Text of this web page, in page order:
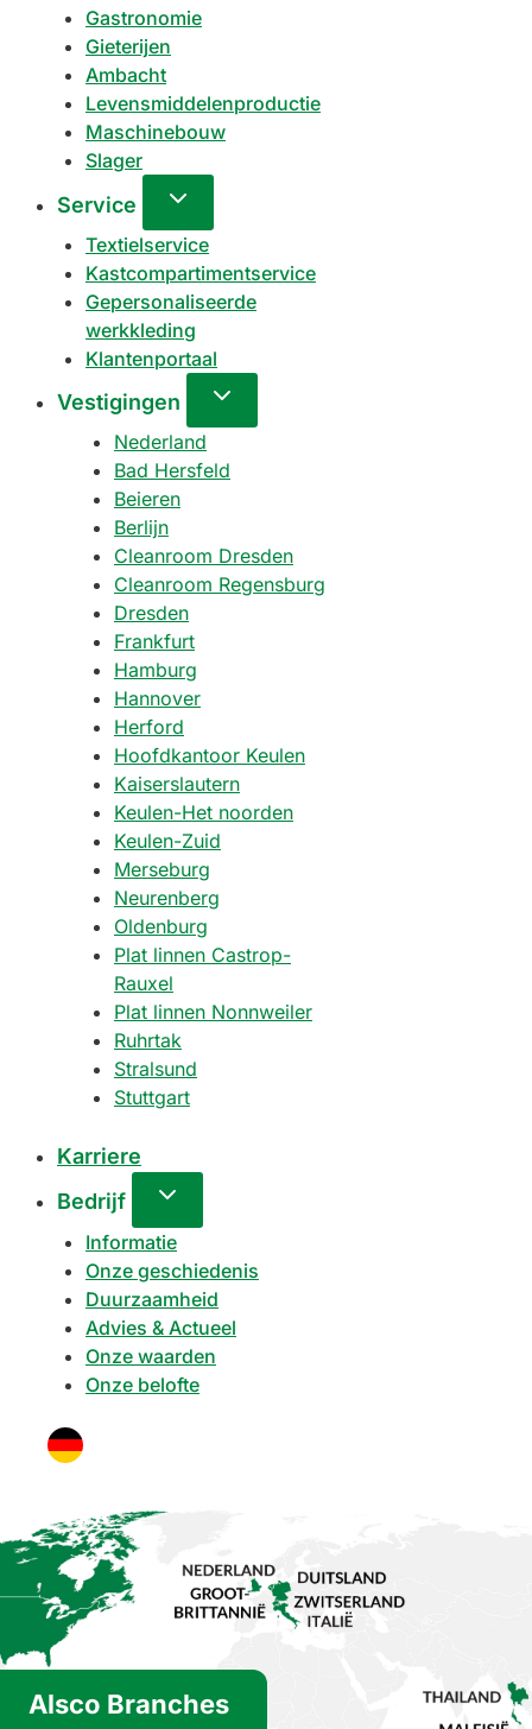
Gastronomie
Gieterijen
Ambacht
Levensmiddelenproductie
Maschinebouw
Slager
Service
Textielservice
Kastcompartimentservice
Gepersonaliseerde
werkkleding
Klantenportaal
Vestigingen
Nederland
Bad Hersfeld
Beieren
Berlijn
Cleanroom Dresden
Cleanroom Regensburg
Dresden
Frankfurt
Hamburg
Hannover
Herford
Hoofdkantoor Keulen
Kaiserslautern
Keulen-Het noorden
Keulen-Zuid
Merseburg
Neurenberg
Oldenburg
Plat linnen Castrop-
Rauxel
Plat linnen Nonnweiler
Ruhrtak
Stralsund
Stuttgart
Karriere
Bedrijf
Informatie
Onze geschiedenis
Duurzaamheid
Advies & Actueel
Onze waarden
Onze belofte
Alsco Branches